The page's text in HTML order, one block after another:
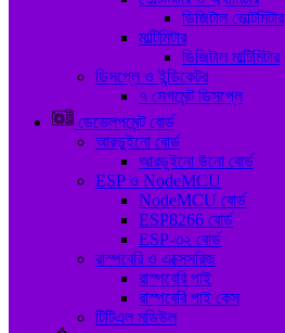
ডিজিটাল ভোল্টমিটার
মাল্টিমিটার
ডিজিটাল মাল্টিমিটার
ডিসপ্লে ও ইন্ডিকেটর
৭ সেগমেন্ট ডিসপ্লে
ডেভেলপমেন্ট বোর্ড
আরডুইনো বোর্ড
আরডুইনো উনো বোর্ড
ESP ও NodeMCU
NodeMCU বোর্ড
ESP8266 বোর্ড
ESP-৩২ বোর্ড
রাস্পবেরি ও এক্সেসরিজ
রাস্পবেরি পাই
রাস্পবেরি পাই কেস
টিটিএল মডিউল